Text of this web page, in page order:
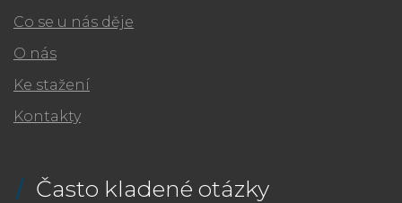
Co se u nás děje
O nás
Ke stažení
Kontakty
Často kladené otázky